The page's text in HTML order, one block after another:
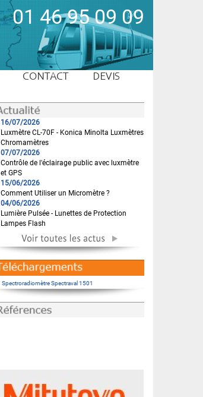
01 46 95 09 09
CONTACT DEVIS
16/07/2026
Luxmètre CL-70F - Konica Minolta Luxmètres
Chromamètres
07/07/2026
Contrôle de l'éclairage public avec luxmètre
et GPS
15/06/2026
Comment Utiliser un Micromètre ?
04/06/2026
Lumière Pulsée - Lunettes de Protection
Lampes Flash
Spectroradiomètre Spectraval 1501